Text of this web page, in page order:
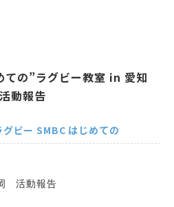
の”ラグビー教室 in 愛知
動報告
グビー SMBC はじめての